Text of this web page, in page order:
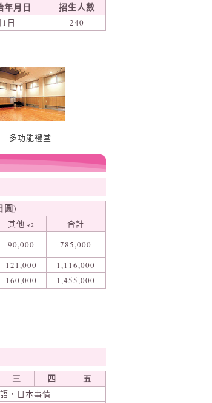
年月日 招生人數
日 240
多功能禮堂
圓)
其他 ※2
合計
90,000
785,000
121,000
1,116,000
160,000
1,455,000
三 四 五
・日本事情